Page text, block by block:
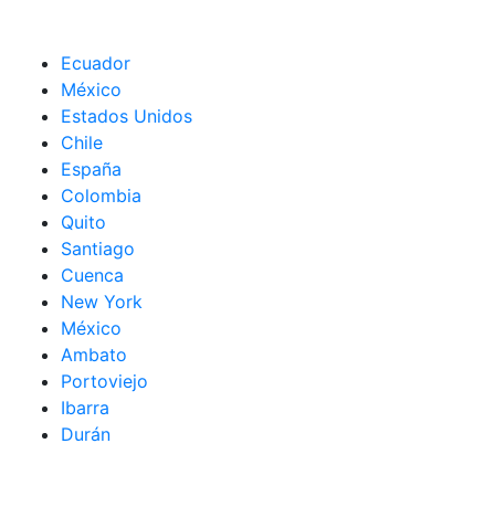
Ecuador
México
Estados Unidos
Chile
España
Colombia
Quito
Santiago
Cuenca
New York
México
Ambato
Portoviejo
Ibarra
Durán